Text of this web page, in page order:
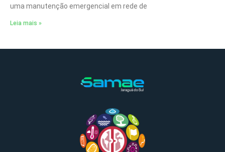
uma manutenção emergencial em rede de
Leia mais »